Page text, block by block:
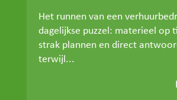
Het runnen van een
dagelijkse puzzel: materieel op
strak plannen en direct
terwijl...